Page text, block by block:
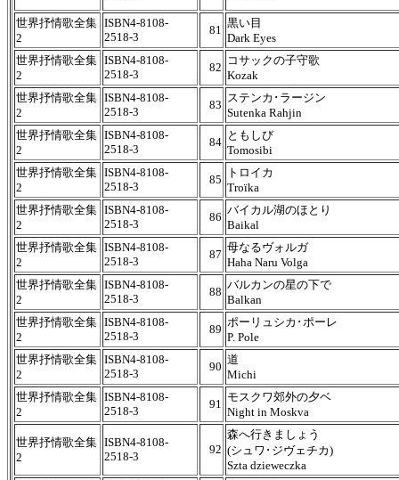
世界抒情歌全集
2
ISBN4-8108-
2518-3
81
黒い目
Dark Eyes
世界抒情歌全集
2
ISBN4-8108-
2518-3
82
コサックの子守歌
Kozak
世界抒情歌全集
2
ISBN4-8108-
2518-3
83
ステンカ･ラージン
Sutenka Rahjin
世界抒情歌全集
2
ISBN4-8108-
2518-3
84
ともしび
Tomosibi
世界抒情歌全集
2
ISBN4-8108-
2518-3
85
トロイカ
Troïka
世界抒情歌全集
2
ISBN4-8108-
2518-3
86
バイカル湖のほとり
Baikal
世界抒情歌全集
2
ISBN4-8108-
2518-3
87
母なるヴォルガ
Haha Naru Volga
世界抒情歌全集
2
ISBN4-8108-
2518-3
88
バルカンの星の下で
Balkan
世界抒情歌全集
2
ISBN4-8108-
2518-3
89
ポーリュシカ･ポーレ
P. Pole
世界抒情歌全集
2
ISBN4-8108-
2518-3
90
道
Michi
世界抒情歌全集
2
ISBN4-8108-
2518-3
91
モスクワ郊外の夕ベ
Night in Moskva
世界抒情歌全集
2
ISBN4-8108-
2518-3
92
森へ行きましょう
(シュワ･ジヴェチカ)
Szta dzieweczka